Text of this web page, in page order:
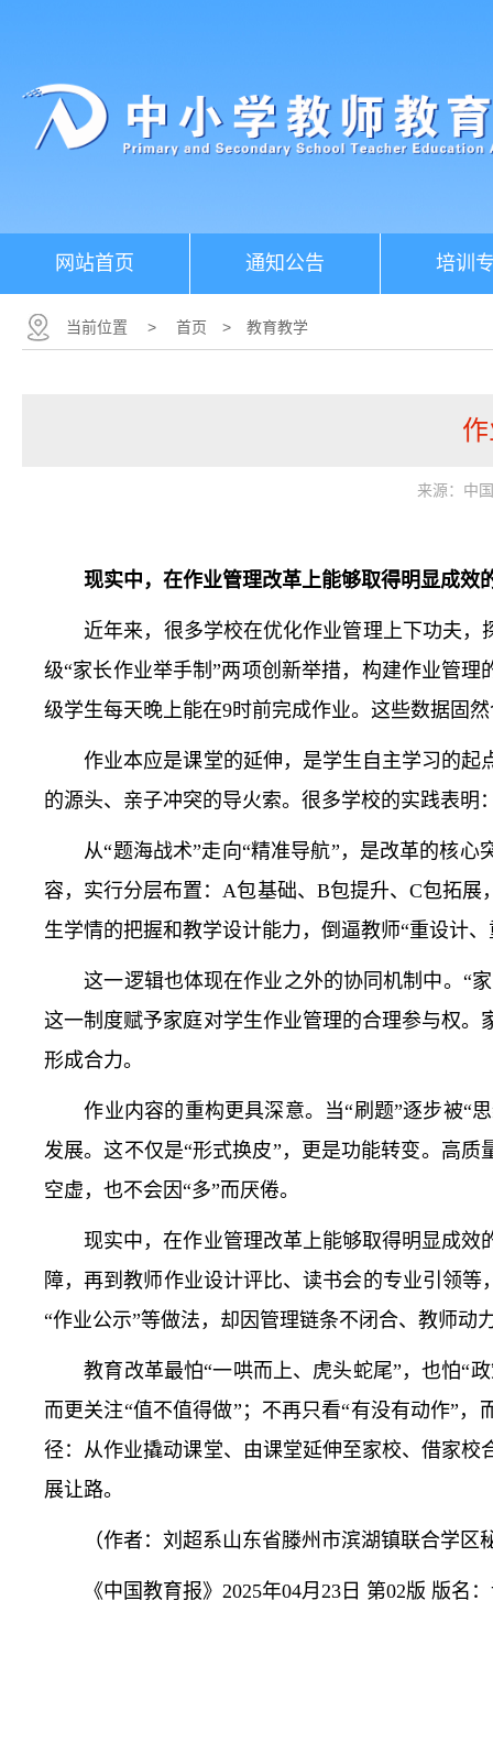
网站首页 通知公告 培训
当前位置 > 首页 > 教育教学
来源：中
现实中，在作业管理改革上能够取得明显成效
近年来，很多学校在优化作业管理上下功夫，
级“家长作业举手制”两项创新举措，构建作业管
级学生每天晚上能在9时前完成作业。这些数据固
作业本应是课堂的延伸，是学生自主学习的起
的源头、亲子冲突的导火索。很多学校的实践表明
从“题海战术”走向“精准导航”，是改革的核心
容，实行分层布置：A包基础、B包提升、C包拓
生学情的把握和教学设计能力，倒逼教师“重设计
这一逻辑也体现在作业之外的协同机制中。“家
这一制度赋予家庭对学生作业管理的合理参与权
形成合力。
作业内容的重构更具深意。当“刷题”逐步被“思
发展。这不仅是“形式换皮”，更是功能转变。高
空虚，也不会因“多”而厌倦。
现实中，在作业管理改革上能够取得明显成效
障，再到教师作业设计评比、读书会的专业引领
“作业公示”等做法，却因管理链条不闭合、教师动
教育改革最怕“一哄而上、虎头蛇尾”，也怕“
而更关注“值不值得做”；不再只看“有没有动作”
径：从作业撬动课堂、由课堂延伸至家校、借家
展让路。
（作者：刘超系山东省滕州市滨湖镇联合学区
《中国教育报》2025年04月23日 第02版 版名